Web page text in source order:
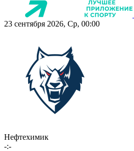
23 сентября 2026, Ср, 00:00
Нефтехимик
-:-